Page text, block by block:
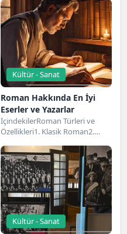
üzerinde derin...
Kültür - Sanat
Roman Hakkında En İyi
Eserler ve Yazarlar
İçindekilerRoman Türleri ve
Özellikleri1. Klasik Roman2.
Roman4. Romantik Roman5.
Tarihi RomanEn...
Kültür - Sanat